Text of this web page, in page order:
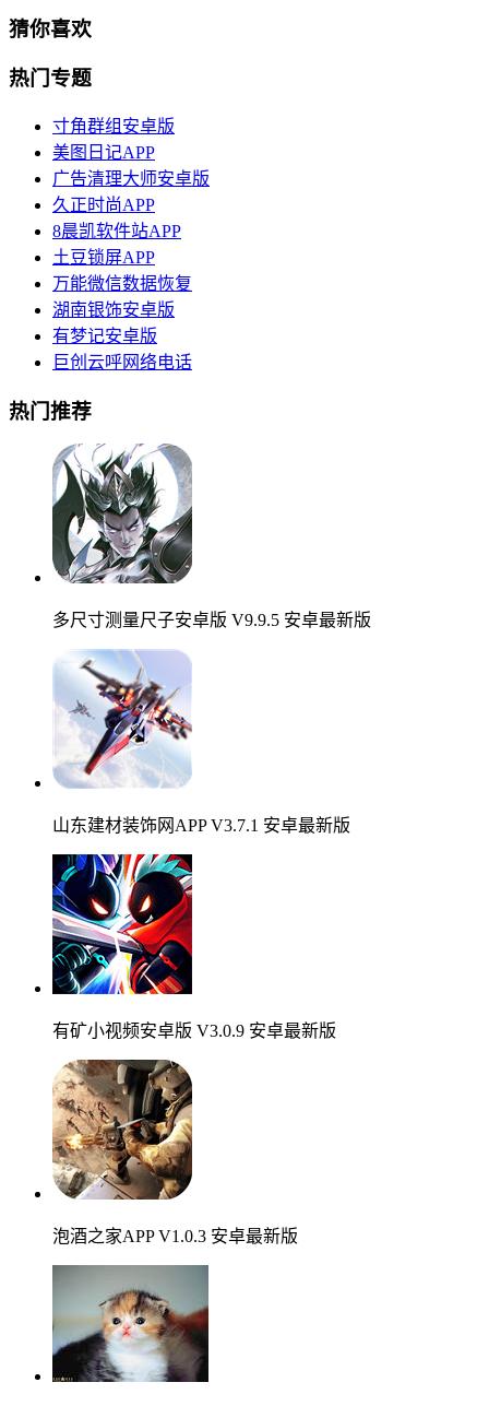
猜你喜欢
热门专题
寸角群组安卓版
美图日记APP
广告清理大师安卓版
久正时尚APP
8晨凯软件站APP
土豆锁屏APP
万能微信数据恢复
湖南银饰安卓版
有梦记安卓版
巨创云呼网络电话
热门推荐
多尺寸测量尺子安卓版 V9.9.5 安卓最新版
山东建材装饰网APP V3.7.1 安卓最新版
有矿小视频安卓版 V3.0.9 安卓最新版
泡酒之家APP V1.0.3 安卓最新版